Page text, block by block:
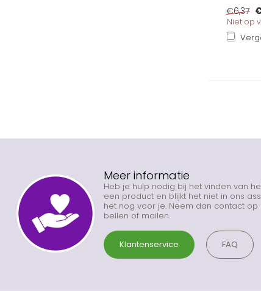
€6,37
Niet op
Meer informatie
Heb je hulp nodig bij het vinden van
een product en blijkt het niet in ons
het nog voor je. Neem dan contact op
bellen of mailen.
Klantenservice FAQ